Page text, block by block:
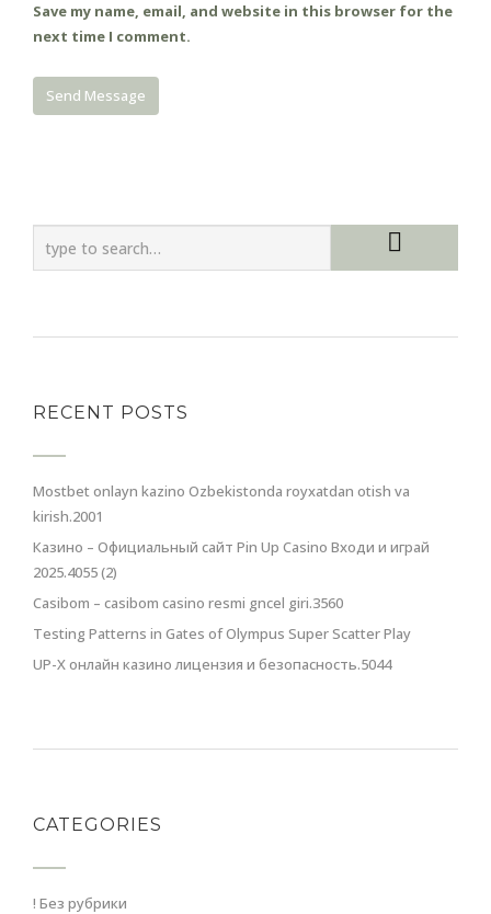
Save my name, email, and website in this browser for the
next time I comment.
RECENT POSTS
Mostbet onlayn kazino Ozbekistonda royxatdan otish va
kirish.2001
Казино – Официальный сайт Pin Up Casino Входи и играй
2025.4055 (2)
Casibom – casibom casino resmi gncel giri.3560
Testing Patterns in Gates of Olympus Super Scatter Play
UP-X онлайн казино лицензия и безопасность.5044
CATEGORIES
! Без рубрики